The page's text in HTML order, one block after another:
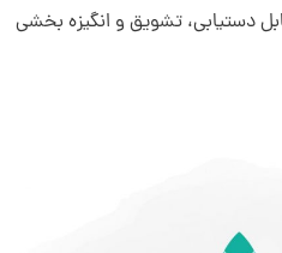
دستیابی، تشویق و انگیزه ‌بخشی